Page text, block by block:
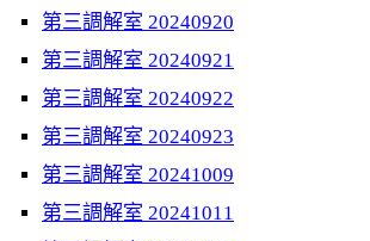
第三調解室 20240920
第三調解室 20240921
第三調解室 20240922
第三調解室 20240923
第三調解室 20241009
第三調解室 20241011